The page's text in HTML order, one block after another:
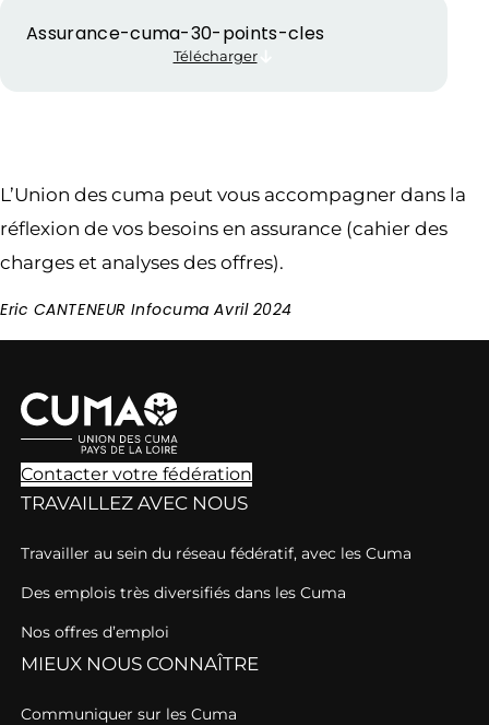
Assurance-cuma-30-points-cles
Télécharger
L’Union des cuma peut vous accompagner dans la
réflexion de vos besoins en assurance (cahier des
charges et analyses des offres).
Eric CANTENEUR Infocuma Avril 2024
Contacter votre fédération
TRAVAILLEZ AVEC NOUS
Travailler au sein du réseau fédératif, avec les Cuma
Des emplois très diversifiés dans les Cuma
Nos offres d’emploi
MIEUX NOUS CONNAÎTRE
Communiquer sur les Cuma